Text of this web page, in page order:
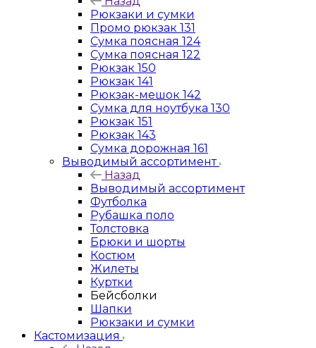
Рюкзаки и сумки
Промо рюкзак 131
Сумка поясная 124
Сумка поясная 122
Рюкзак 150
Рюкзак 141
Рюкзак-мешок 142
Сумка для ноутбука 130
Рюкзак 151
Рюкзак 143
Сумка дорожная 161
Выводимый ассортимент
Назад
Выводимый ассортимент
Футболка
Рубашка поло
Толстовка
Брюки и шорты
Костюм
Жилеты
Куртки
Бейсболки
Шапки
Рюкзаки и сумки
Кастомизация